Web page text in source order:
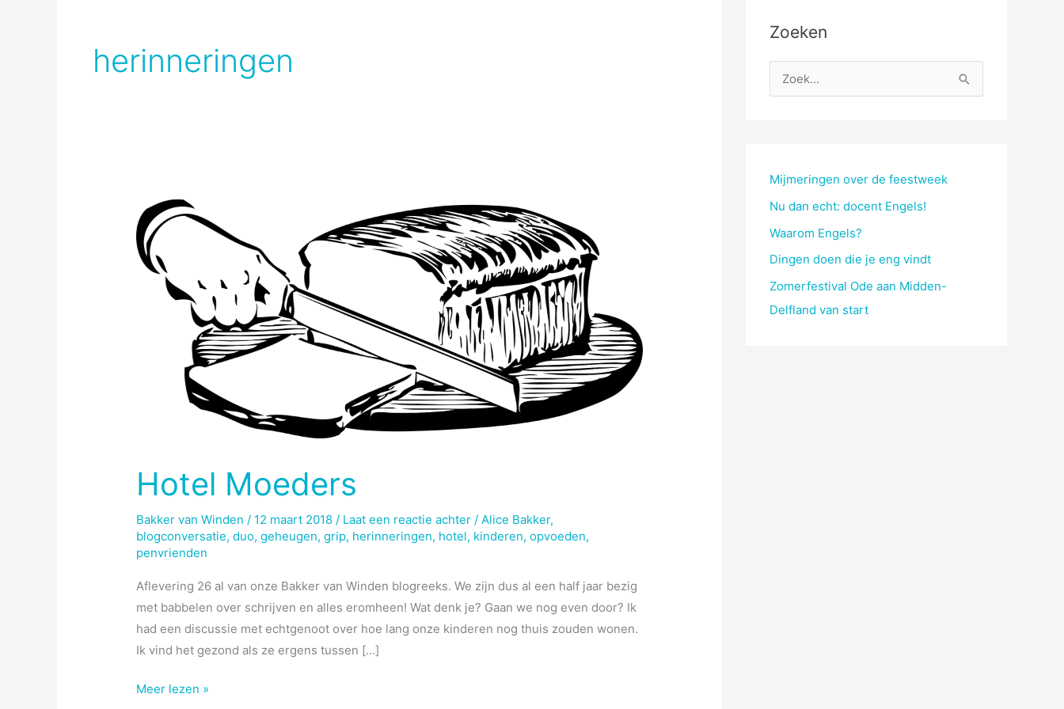
herinneringen
Hotel Moeders
Bakker van Winden / 12 maart 2018 / Laat een reactie achter / Alice Bakker,
blogconversatie,duo,geheugen,grip, herinneringen, hotel, kinderen,opvoeden,
penvrienden
Aflevering 26 al van onze Bakker van Winden blogreeks. We zijn dus al een half jaar bezig
met babbelen over schrijven en alles eromheen! Wat denk je? Gaan we nog even door? Ik
had een discussie met echtgenoot over hoe lang onze kinderen nog thuis zouden wonen.
Ik vind het gezond als ze ergens tussen […]
Hotel
Meer lezen »
Zoeken
o
a
r
:
Mijmeringen over de feestweek
Nu dan echt: docent Engels!
Waarom Engels?
Dingen doen die je eng vindt
Zomerfestival Ode aan Midden-
Delfland van start